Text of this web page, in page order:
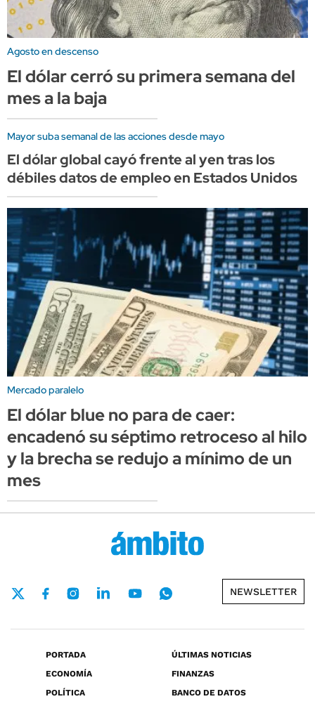
Agosto en descenso
El dólar cerró su primera semana del
mes a la baja
Mayor suba semanal de las acciones desde mayo
El dólar global cayó frente al yen tras los
débiles datos de empleo en Estados Unidos
Mercado paralelo
El dólar blue no para de caer:
encadenó su séptimo retroceso al hilo
y la brecha se redujo a mínimo de un
mes
NEWSLETTER
PORTADA
ÚLTIMAS NOTICIAS
ECONOMÍA
FINANZAS
POLÍTICA
BANCO DE DATOS